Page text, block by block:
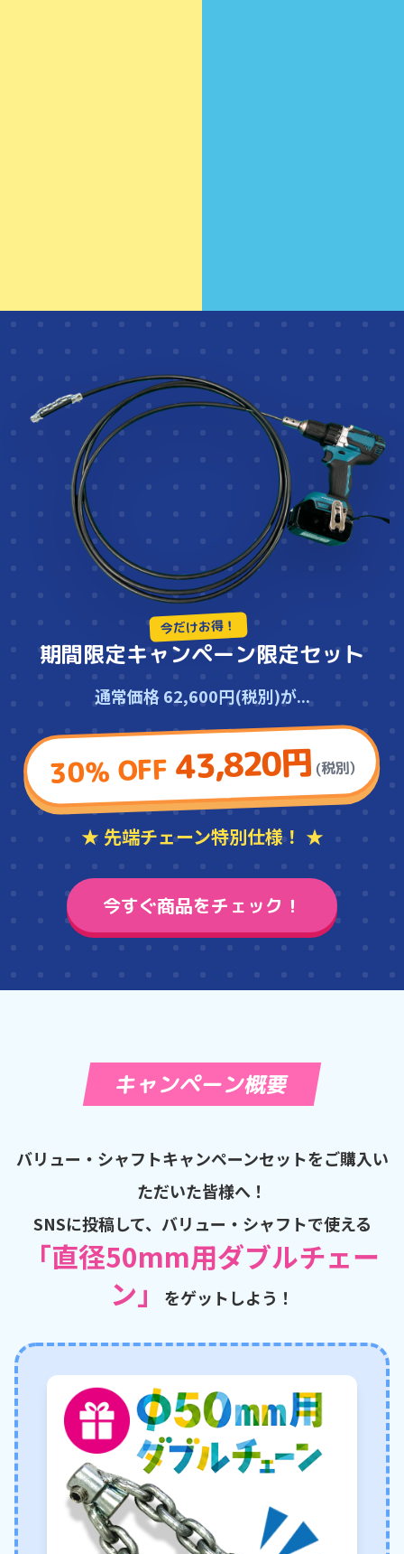
今だけお得！
期間限定キャンペーン限定セット
通常価格 62,600円(税別)が...
30% OFF43,820円 (税別)
★ 先端チェーン特別仕様！ ★
今すぐ商品をチェック！
キャンペーン概要
バリュー・シャフトキャンペーンセットをご購入い
ただいた皆様へ！
SNSに投稿して、バリュー・シャフトで使える
「直径50mm用ダブルチェー
ン」
をゲットしよう！